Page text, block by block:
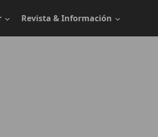
Revista & Información